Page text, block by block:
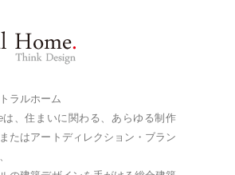
ラルホーム
は、住まいに関わる、あらゆる制作
たはアートディレクション・ブラン